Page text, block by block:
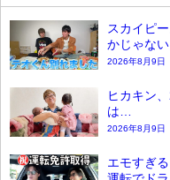
スカイピ
かじゃな
2026年8月9日
ヒカキン
は…
2026年8月9日
エモすぎ